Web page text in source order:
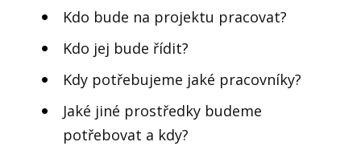
Kdo bude na projektu pracovat?
Kdo jej bude řídit?
Kdy potřebujeme jaké pracovníky?
Jaké jiné prostředky budeme
potřebovat a kdy?